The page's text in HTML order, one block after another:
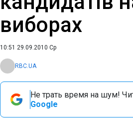
виборах
10:51 29.09.2010 Ср
RBC.UA
Не трать время на шум!
Google